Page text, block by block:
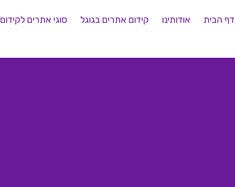
דף הבית אודותינו קידום אתרים בגוגל סוגי אתרים לקידום